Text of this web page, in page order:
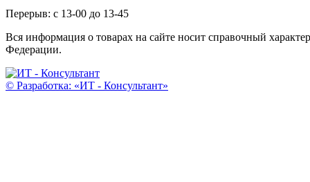
Перерыв: с 13-00 до 13-45
Вся информация о товарах на сайте носит справочный
Федерации.
© Разработка: «ИТ - Консультант»